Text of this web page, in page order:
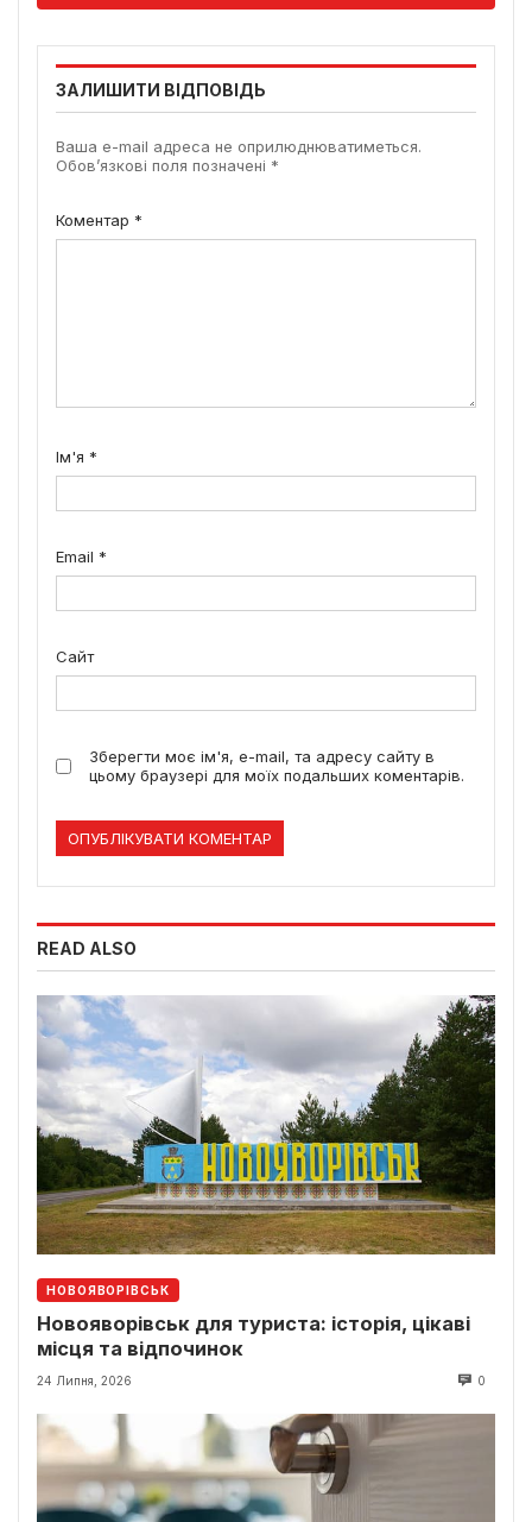
ЗАЛИШИТИ ВІДПОВІДЬ
Ваша e-mail адреса не оприлюднюватиметься.
Обов’язкові поля позначені *
Коментар *
Ім'я *
Email *
Сайт
Зберегти моє ім'я, e-mail, та адресу сайту в
цьому браузері для моїх подальших коментарів.
READ ALSO
НОВОЯВОРІВСЬК
Новояворівськ для туриста: історія, цікаві
місця та відпочинок
24 Липня, 2026 0